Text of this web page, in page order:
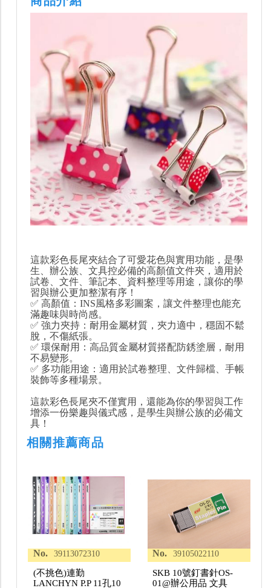
這款彩色長尾夾結合了可愛花色與實用功能，是學
生、辦公族、文具控必備的高顏值文件夾，適用於
試卷、文件、筆記本、資料整理等用途，讓你的學
習與辦公更加整潔有序！
✅ 高顏值：INS風格多彩圖案，讓文件整理也能充
滿趣味與時尚感。
✅ 強力夾持：耐用金屬材質，夾力適中，穩固不鬆
脫，不傷紙張。
✅ 環保耐用：高品質金屬材質搭配防銹塗層，耐用
不易變形。
✅ 多功能用途：適用於試卷整理、文件歸檔、手帳
裝飾等多種場景。
這款彩色長尾夾不僅實用，還能為你的學習與工作
增添一份樂趣與儀式感，是學生與辦公族的必備文
具！
相關推薦商品
No. 39113072310
(不挑色)連勤
LANCHYN P.P 11孔10
No. 39105022110
SKB 10號釘書針OS-
01@辦公用品 文具